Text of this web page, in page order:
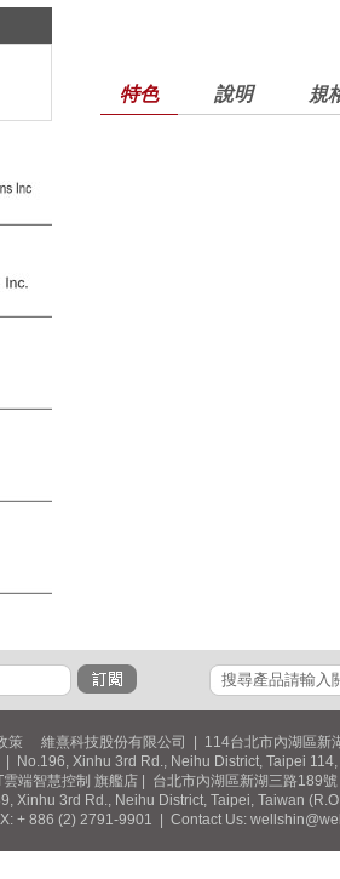
特色 說明 規
策 維熹科技股份有限公司 | 114台北市內湖區新
| No.196, Xinhu 3rd Rd., Neihu District, Taipei
端智慧控制 旗艦店 | 台北市內湖區新湖三路189
Xinhu 3rd Rd., Neihu District, Taipei, Taiwan
+ 886 (2) 2791-9901 | Contact Us: